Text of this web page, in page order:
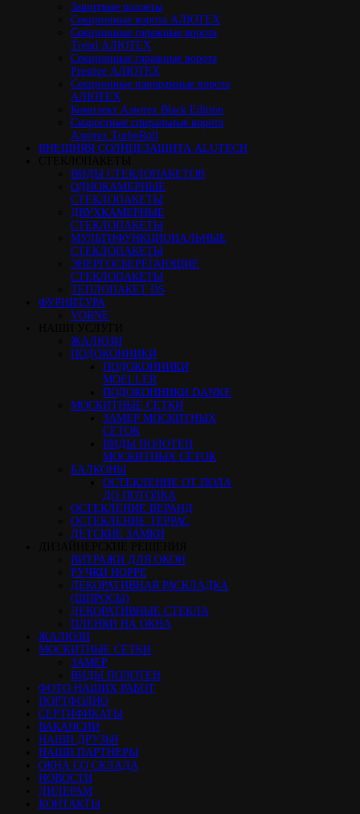
Защитные роллеты
Секционные ворота АЛЮТЕХ
Секционные гаражные ворота
Trend АЛЮТЕХ
Секционные гаражные ворота
Prestige АЛЮТЕХ
Секционные панорамные ворота
АЛЮТЕХ
Комплект Алютех Black Edition
Скоростные спиральные ворота
Алютех TurboRoll
ВНЕШНЯЯ СОЛНЦЕЗАЩИТА ALUTECH
ВИДЫ СТЕКЛОПАКЕТОВ
ОДНОКАМЕРНЫЕ
СТЕКЛОПАКЕТЫ
ДВУХКАМЕРНЫЕ
СТЕКЛОПАКЕТЫ
МУЛЬТИФУНКЦИОНАЛЬНЫЕ
СТЕКЛОПАКЕТЫ
ЭНЕРГОСБЕРЕГАЮЩИЕ
СТЕКЛОПАКЕТЫ
ТЕПЛОПАКЕТ DS
ФУРНИТУРА
VORNE
ЖАЛЮЗИ
ПОДОКОННИКИ
ПОДОКОННИКИ
MOELLER
ПОДОКОННИКИ DANKE
МОСКИТНЫЕ СЕТКИ
ЗАМЕР МОСКИТНЫХ
СЕТОК
ВИДЫ ПОЛОТЕН
МОСКИТНЫХ СЕТОК
БАЛКОНЫ
ОСТЕКЛЕНИЕ ОТ ПОЛА
ДО ПОТОЛКА
ОСТЕКЛЕНИЕ ВЕРАНД
ОСТЕКЛЕНИЕ ТЕРРАС
ДЕТСКИЕ ЗАМКИ
ВИТРАЖИ ДЛЯ ОКОН
РУЧКИ HOPPE
ДЕКОРАТИВНАЯ РАСКЛАДКА
(ШПРОСЫ)
ДЕКОРАТИВНЫЕ СТЕКЛА
ПЛЕНКИ НА ОКНА
ЖАЛЮЗИ
МОСКИТНЫЕ СЕТКИ
ЗАМЕР
ВИДЫ ПОЛОТЕН
ФОТО НАШИХ РАБОТ
ПОРТФОЛИО
СЕРТИФИКАТЫ
ВАКАНСИИ
НАШИ ДРУЗЬЯ
НАШИ ПАРТНЕРЫ
ОКНА СО СКЛАДА
НОВОСТИ
ДИЛЕРАМ
КОНТАКТЫ